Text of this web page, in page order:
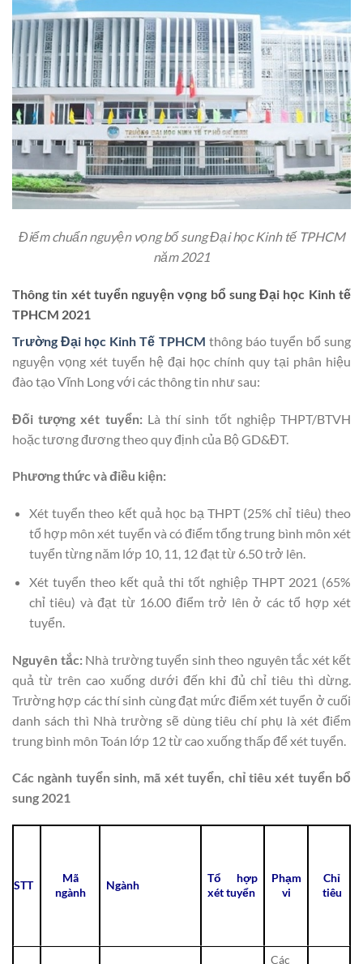
Điểm chuẩn nguyện vọng bổ sung Đại học Kinh tế TPHCM
năm 2021
Thông tin xét tuyển nguyện vọng bổ sung Đại học Kinh tế
TPHCM 2021
Trường Đại học Kinh Tế TPHCM thông báo tuyển bổ sung
nguyện vọng xét tuyển hệ đại học chính quy tại phân hiệu
đào tạo Vĩnh Long với các thông tin như sau:
Đối tượng xét tuyển:Là thí sinh tốt nghiệp THPT/BTVH
hoặc tương đương theo quy định của Bộ GD&ĐT.
Phương thức và điều kiện:
Xét tuyển theo kết quả học bạ THPT (25% chỉ tiêu) theo
tổ hợp môn xét tuyển và có điểm tổng trung bình môn xét
tuyển từng năm lớp 10, 11, 12 đạt từ 6.50 trở lên.
Xét tuyển theo kết quả thi tốt nghiệp THPT 2021 (65%
chỉ tiêu) và đạt từ 16.00 điểm trở lên ở các tổ hợp xét
tuyển.
Nguyên tắc:Nhà trường tuyển sinh theo nguyên tắc xét kết
quả từ trên cao xuống dưới đến khi đủ chỉ tiêu thì dừng.
Trường hợp các thí sinh cùng đạt mức điểm xét tuyển ở cuối
danh sách thì Nhà trường sẽ dùng tiêu chí phụ là xét điểm
trung bình môn Toán lớp 12 từ cao xuống thấp để xét tuyển.
Các ngành tuyển sinh, mã xét tuyển, chỉ tiêu xét tuyển bổ
sung 2021
STT
Mã
ngành
Ngành
Tổ hợp
xét tuyển
Phạm
vi
Chỉ
tiêu
Các